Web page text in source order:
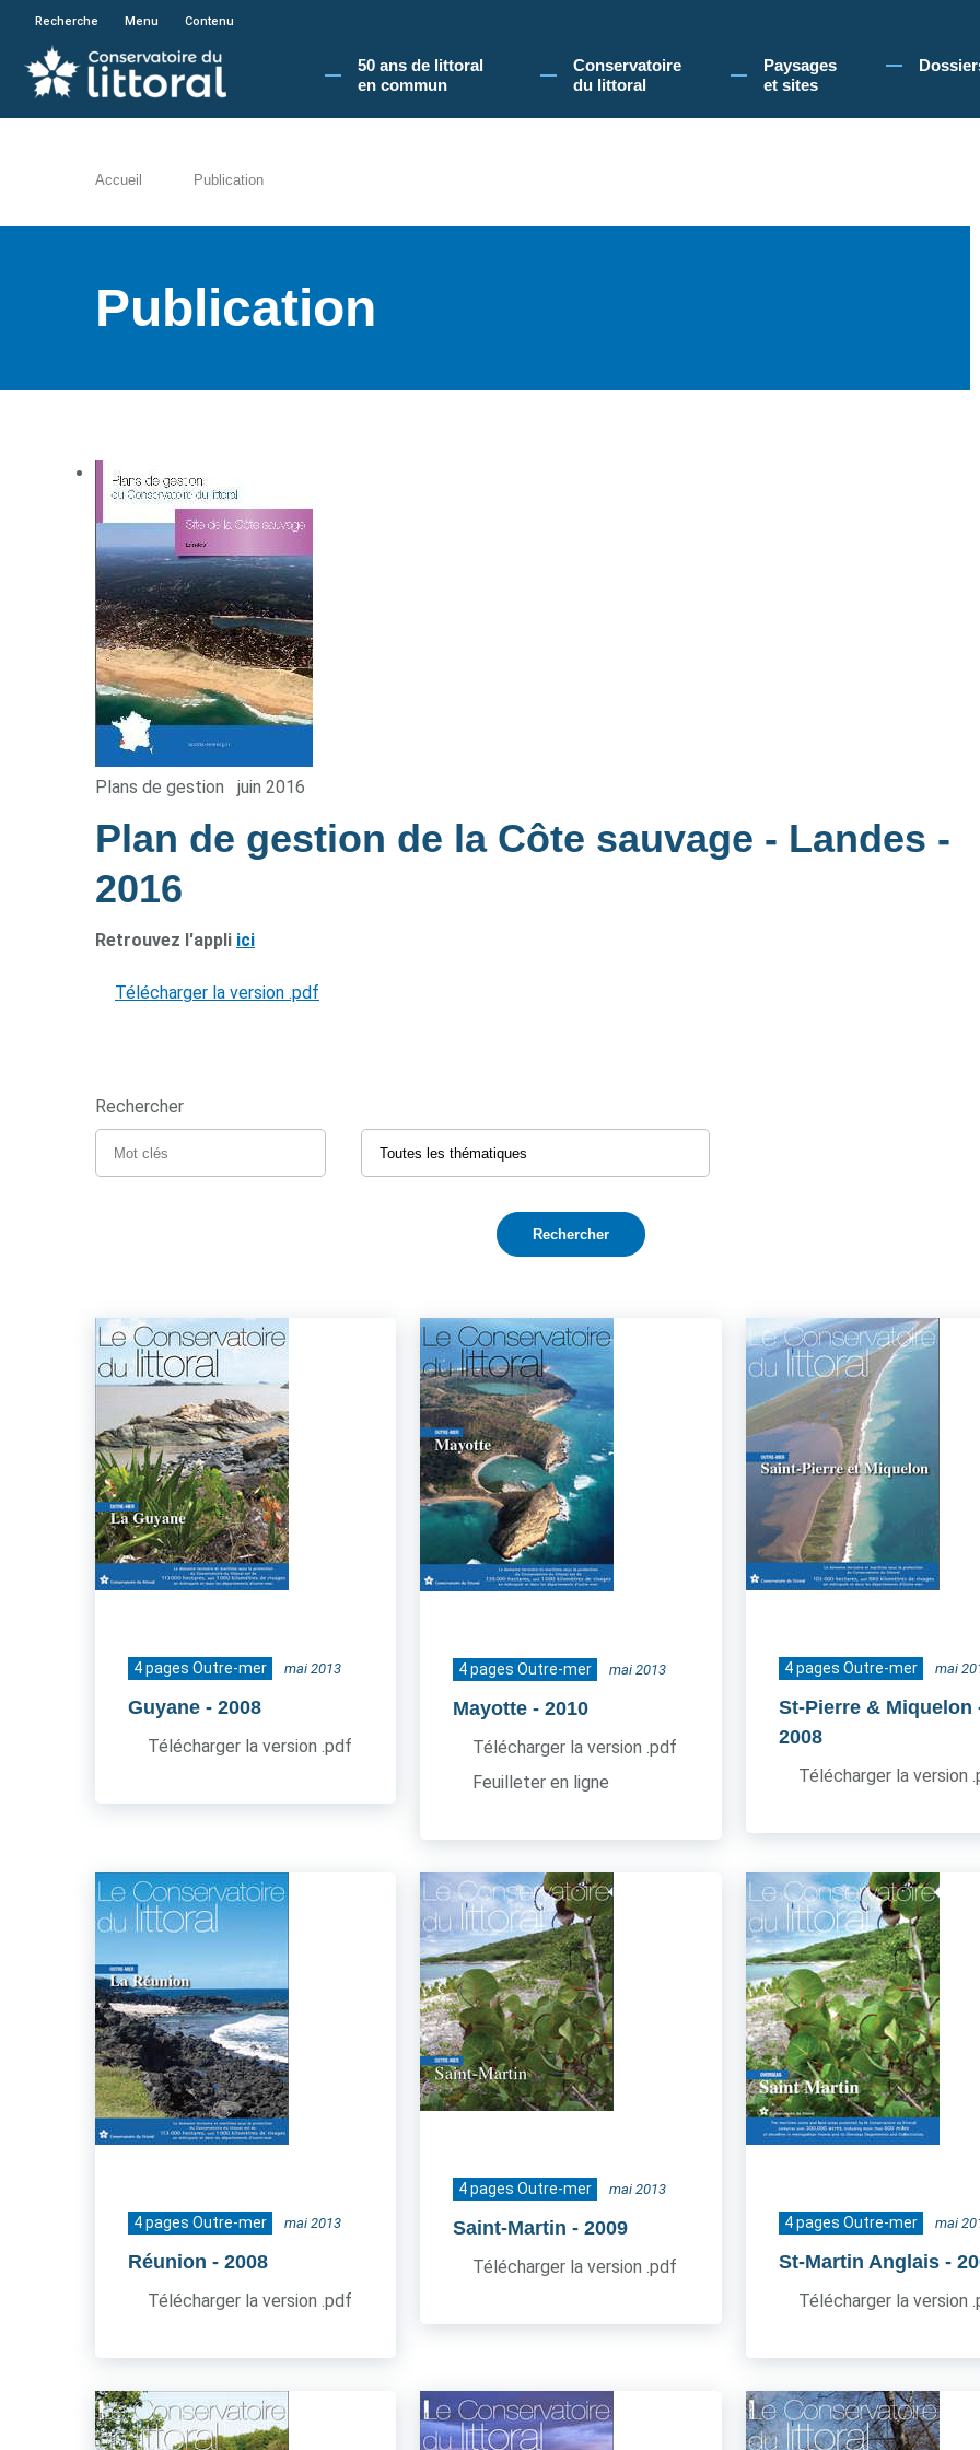
En poursuivant votre navigation sur le site du Conservatoire du littoral, vous acceptez l'utilisation de cookies pour vous
Recherche Menu Contenu
50 ans de littoral
en commun​
Conservatoire
du littoral
Paysages
et sites
Accueil Publication
Publication
Plans de gestion juin 2016
Plan de gestion de la Côte sauvage - Landes -
2016
Retrouvez l'appli ici
Télécharger la version .pdf
Rechercher
4 pages Outre-mer mai 2013
Guyane - 2008
Télécharger la version .pdf
4 pages Outre-mer mai 2013
Mayotte - 2010
Télécharger la version .pdf
Feuilleter en ligne
4 pages Outre-mer mai
St-Pierre & Miquelon
2008
Télécharger la version
4 pages Outre-mer mai 2013
Réunion - 2008
Télécharger la version .pdf
4 pages Outre-mer mai 2013
Saint-Martin - 2009
Télécharger la version .pdf
4 pages Outre-mer mai
St-Martin Anglais -
Télécharger la version